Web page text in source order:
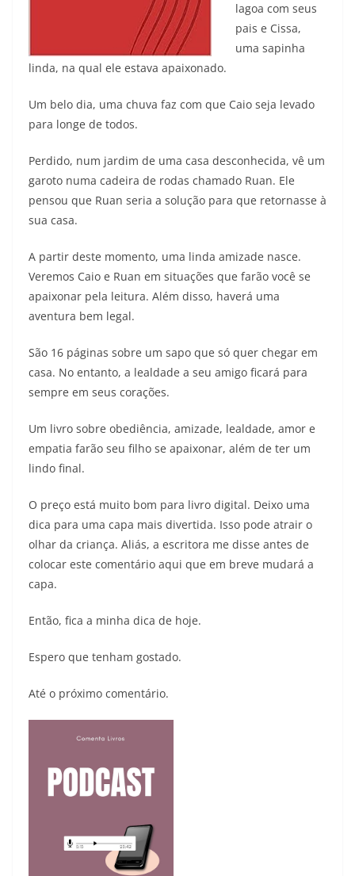
lagoa com seus
pais e Cissa,
uma sapinha
linda, na qual ele estava apaixonado.
Um belo dia, uma chuva faz com que Caio seja levado
para longe de todos.
Perdido, num jardim de uma casa desconhecida, vê um
garoto numa cadeira de rodas chamado Ruan. Ele
pensou que Ruan seria a solução para que retornasse à
sua casa.
A partir deste momento, uma linda amizade nasce.
Veremos Caio e Ruan em situações que farão você se
apaixonar pela leitura. Além disso, haverá uma
aventura bem legal.
São 16 páginas sobre um sapo que só quer chegar em
casa. No entanto, a lealdade a seu amigo ficará para
sempre em seus corações.
Um livro sobre obediência, amizade, lealdade, amor e
empatia farão seu filho se apaixonar, além de ter um
lindo final.
O preço está muito bom para livro digital. Deixo uma
dica para uma capa mais divertida. Isso pode atrair o
olhar da criança. Aliás, a escritora me disse antes de
colocar este comentário aqui que em breve mudará a
capa.
Então, fica a minha dica de hoje.
Espero que tenham gostado.
Até o próximo comentário.